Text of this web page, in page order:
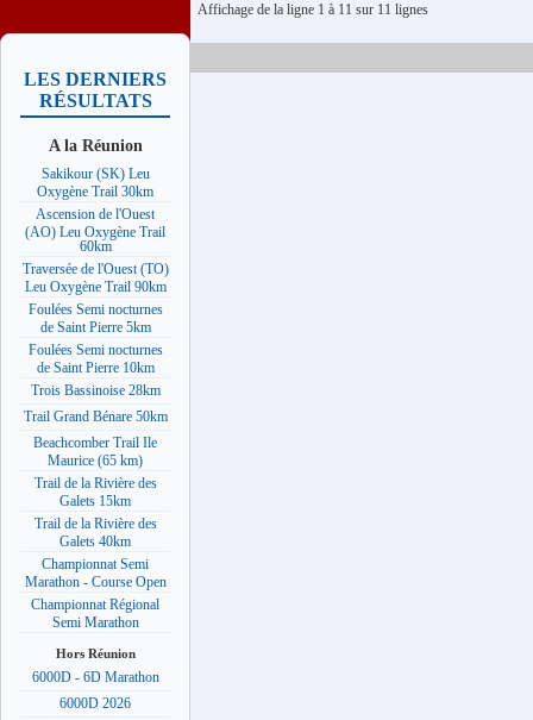
LES DERNIERS
RÉSULTATS
A la Réunion
Sakikour (SK) Leu
Oxygène Trail 30km
Ascension de l'Ouest
(AO) Leu Oxygène Trail
60km
Traversée de l'Ouest (TO)
Leu Oxygène Trail 90km
Foulées Semi nocturnes
de Saint Pierre 5km
Foulées Semi nocturnes
de Saint Pierre 10km
Trois Bassinoise 28km
Trail Grand Bénare 50km
Beachcomber Trail Ile
Maurice (65 km)
Trail de la Rivière des
Galets 15km
Trail de la Rivière des
Galets 40km
Championnat Semi
Marathon - Course Open
Championnat Régional
Semi Marathon
Hors Réunion
6000D - 6D Marathon
6000D 2026
Affichage de la ligne 1 à 11 sur 11 lignes